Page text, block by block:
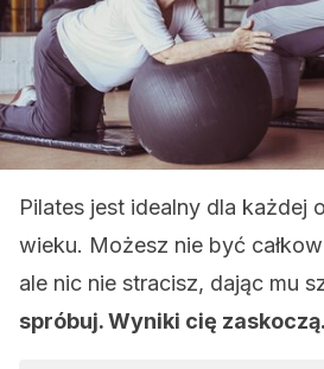
Pilates jest idealny dla każdej
wieku. Możesz nie być
ale nic nie stracisz, dając mu
spróbuj. Wyniki cię zaskoczą.